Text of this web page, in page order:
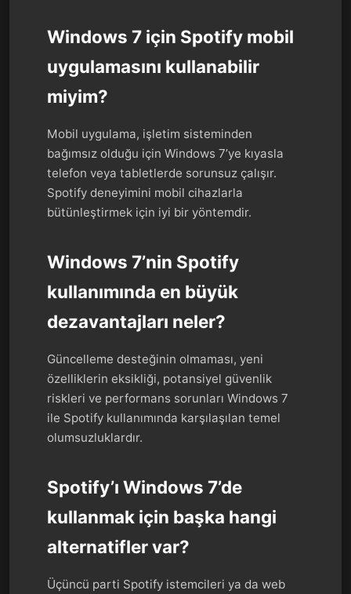
Windows 7 için Spotify mobil
uygulamasını kullanabilir
miyim?
Mobil uygulama, işletim sisteminden
bağımsız olduğu için Windows 7’ye kıyasla
telefon veya tabletlerde sorunsuz çalışır.
Spotify deneyimini mobil cihazlarla
bütünleştirmek için iyi bir yöntemdir.
Windows 7’nin Spotify
kullanımında en büyük
dezavantajları neler?
Güncelleme desteğinin olmaması, yeni
özelliklerin eksikliği, potansiyel güvenlik
riskleri ve performans sorunları Windows 7
ile Spotify kullanımında karşılaşılan temel
olumsuzluklardır.
Spotify’ı Windows 7’de
kullanmak için başka hangi
alternatifler var?
Üçüncü parti Spotify istemcileri ya da web